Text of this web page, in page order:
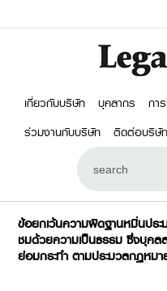
เกี่ยวกับบริษัท บุคลากร กา
ร่วมงานกับบริษัท
ติดต่อบริษัท
ข้อยกเว้นความผิดฐานหมิ่นปร
ชมด้วยความเป็นธรรม ซึ่งบุคล
ย่อมกระทำ ตามประมวลกฏหม